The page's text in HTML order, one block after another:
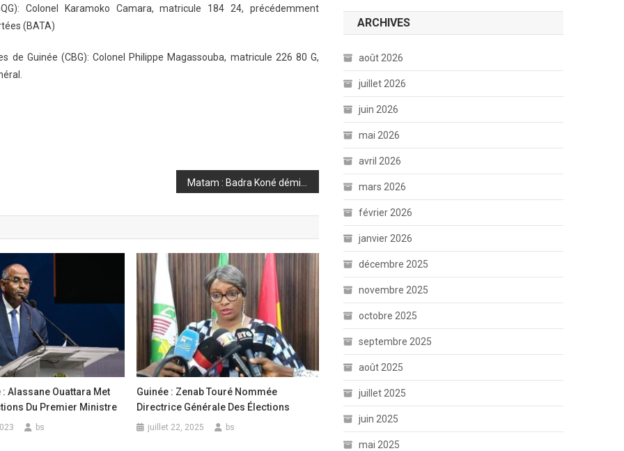
Colonel Karamoko Camara, matricule 184 24, précédemment
(BATA)
Guinée (CBG): Colonel Philippe Magassouba, matricule 226 80 G,
: Alassane Ouattara Met
Du Premier Ministre
bs
Guinée : Zenab Touré Nommée
Directrice Générale Des Élections
juillet 22, 2025 bs
ARCHIVES
août 2026
juillet 2026
juin 2026
mai 2026
avril 2026
mars 2026
février 2026
janvier 2026
décembre 2025
novembre 2025
octobre 2025
septembre 2025
août 2025
juillet 2025
juin 2025
mai 2025